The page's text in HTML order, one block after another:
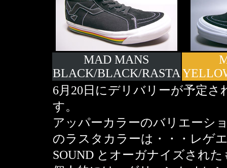
MAD MANS
BLACK/BLACK/RASTA
6月20日にデリバリーが予定
す。
アッパーカラーのバリエーシ
のラスタカラーは・・・レゲ
SOUND とオーガナイズされ